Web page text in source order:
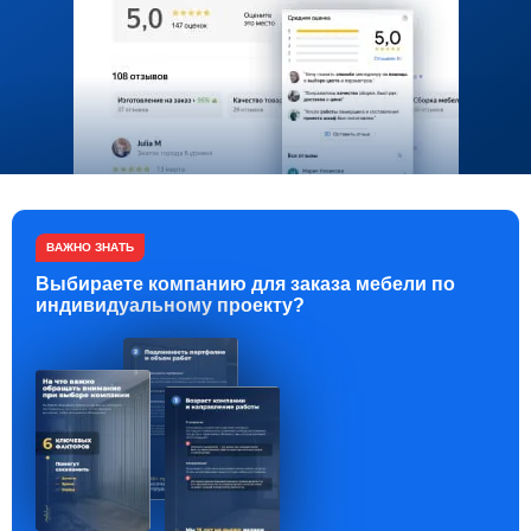
ВАЖНО ЗНАТЬ
Выбираете компанию для заказа мебели по
индивидуальному проекту?